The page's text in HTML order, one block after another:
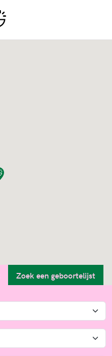
Zoek een geboortelijst